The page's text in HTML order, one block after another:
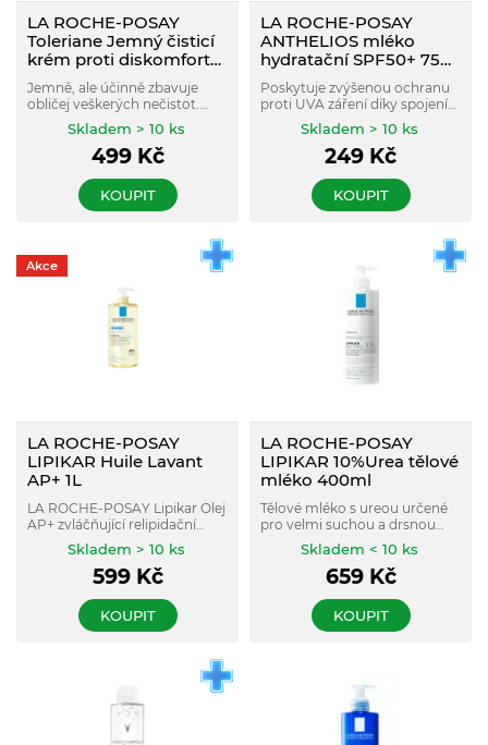
LA ROCHE-POSAY
Toleriane Jemný čisticí
krém proti diskomfortu
a vysušení pleti 400 ml
Jemně, ale účinně zbavuje
obličej veškerých nečistot.
Chrání pleť před vysoušením a
podrážděním. Pokožka je čistá
a hydratovaná. S pocitem
Skladem > 10 ks
499Kč
KOUPIT
LA ROCHE-POSAY
ANTHELIOS mléko
hydratační SPF50+ 75
Poskytuje zvýšenou ochranu
proti UVA záření díky spojení
filtračního systému Mexoplex
a Termální vody z La-Roche
Posay se zklidňujícím a
antioxidačním účinkem.
Skladem > 10 ks
249 Kč
KOUPIT
Akce
LA ROCHE-POSAY
LIPIKAR Huile Lavant
AP+ 1L
LA ROCHE-POSAY Lipikar Olej
AP+ zvláčňující relipidační
koupelový a sprchový olej na
podrážděnou pokožku
Skladem > 10 ks
599Kč
KOUPIT
LA ROCHE-POSAY
LIPIKAR 10%Urea tělové
mléko 400ml
Tělové mléko s ureou určené
pro velmi suchou a drsnou
pokožku, které pomáhá
intenzivně hydratovat a
zjemnit její povrch.
Skladem < 10 ks
659Kč
KOUPIT